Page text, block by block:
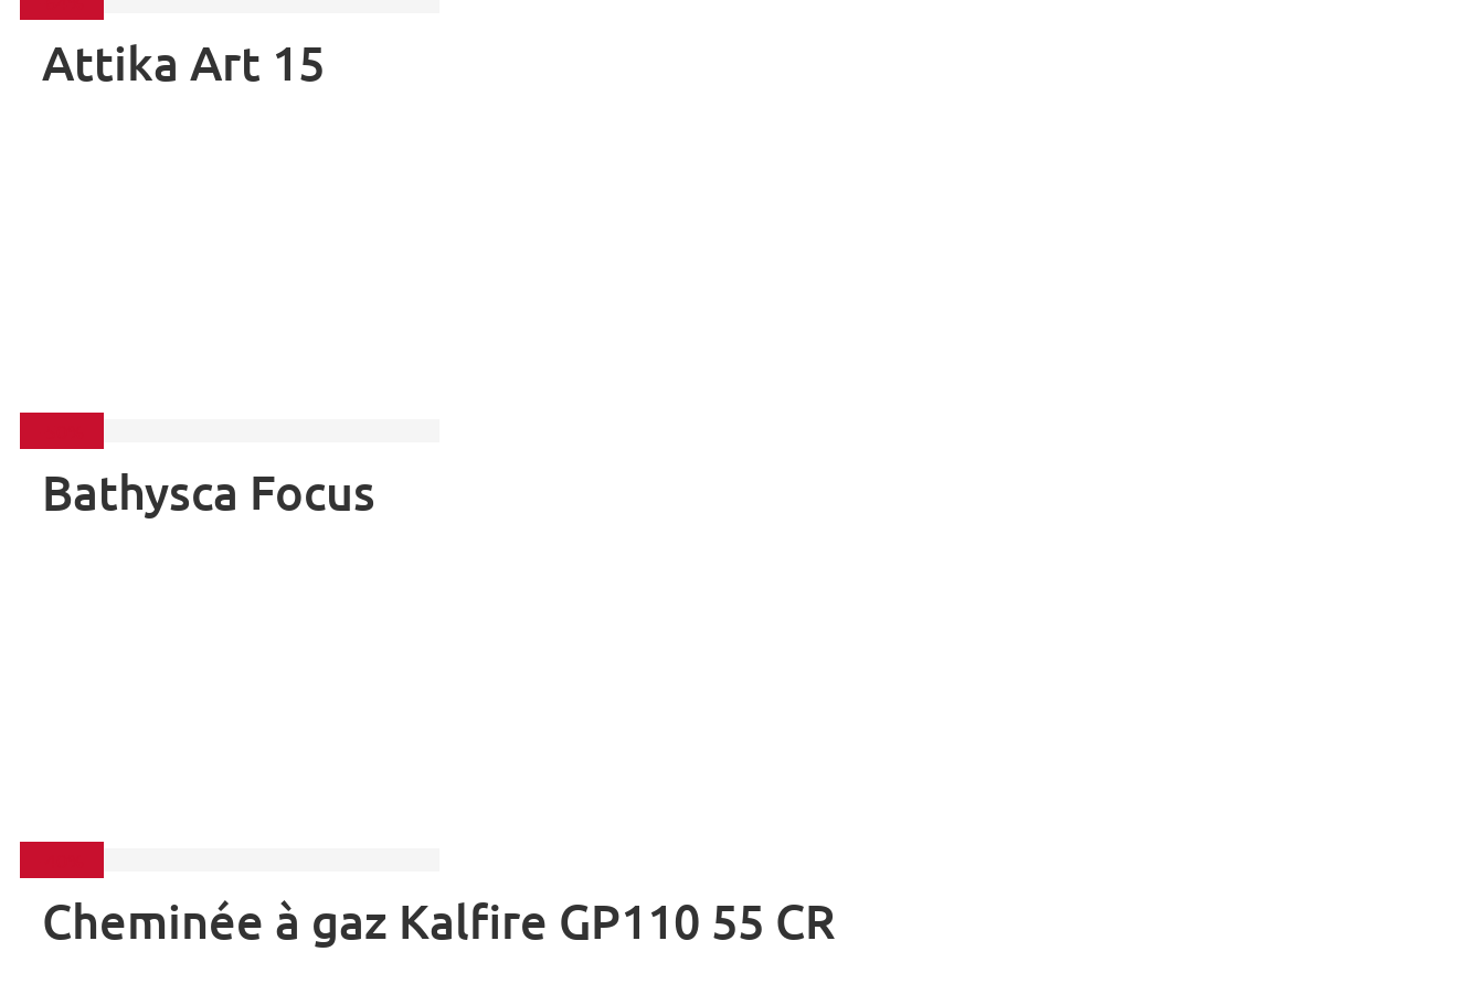
Attika Art 15
Bathysca Focus
Cheminée à gaz Kalfire GP110 55 CR